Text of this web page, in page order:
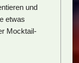
und
etwas
Mocktail-